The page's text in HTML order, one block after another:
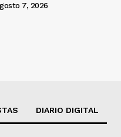
7, 2026
DIARIO DIGITAL